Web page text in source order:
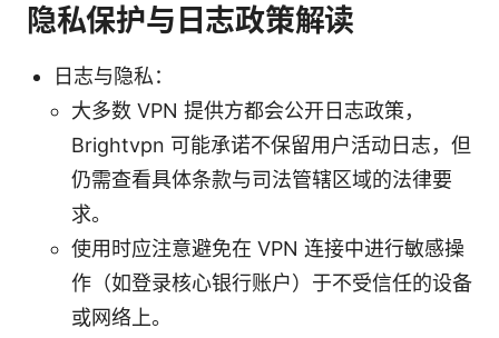
隐私保护与日志政策解读
日志与隐私：
大多数 VPN 提供方都会公开日志政策，
Brightvpn 可能承诺不保留用户活动日志，但
仍需查看具体条款与司法管辖区域的法律要
求。
使用时应注意避免在 VPN 连接中进行敏感操
作（如登录核心银行账户）于不受信任的设备
或网络上。